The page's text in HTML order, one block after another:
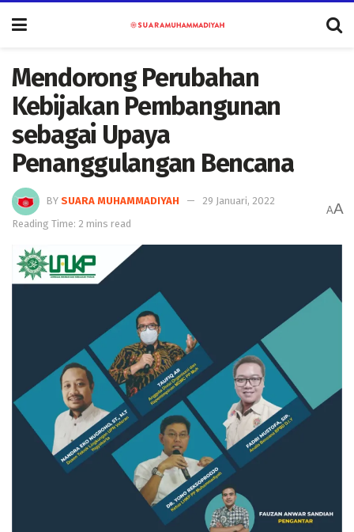
Mendorong Perubahan
Kebijakan Pembangunan
sebagai Upaya
Penanggulangan Bencana
BY SUARA MUHAMMADIYAH
29 Januari, 2022
Reading Time: 2 mins read
AA